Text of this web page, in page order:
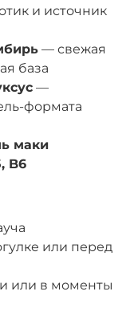
и источник
— свежая
база
—
формата
маки
B6
или перед
или в моменты